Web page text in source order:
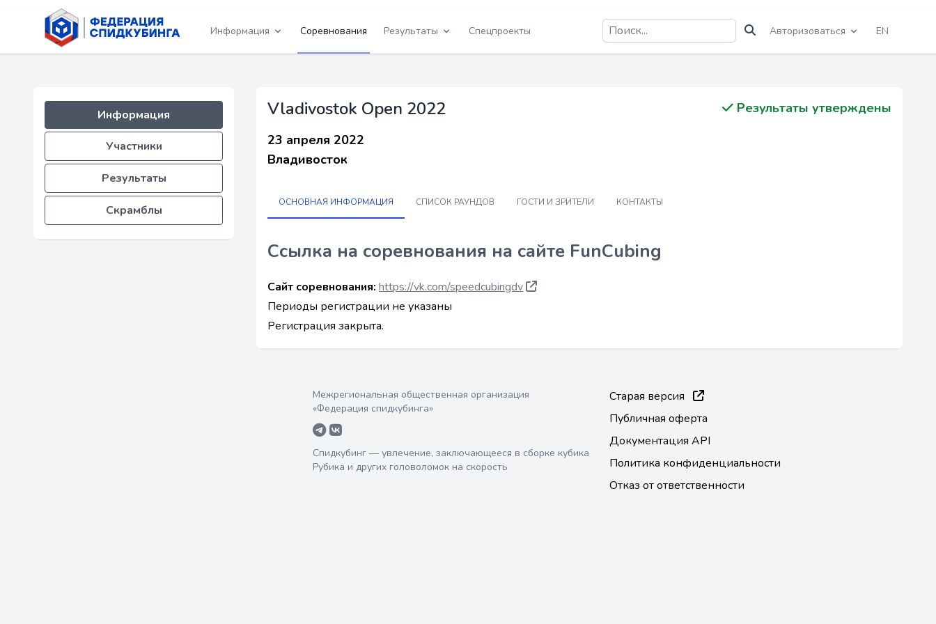
Информация Соревнования Результаты Спецпроекты Авторизоваться EN
Информация
Участники
Результаты
Скрамблы
Vladivostok Open 2022
Результаты утверждены
23 апреля 2022
Владивосток
ОСНОВНАЯ ИНФОРМАЦИЯ СПИСОК РАУНДОВ ГОСТИ И ЗРИТЕЛИ КОНТАКТЫ
Ссылка на соревнования на сайте FunCubing
Сайт соревнования: https://vk.com/speedcubingdv
Периоды регистрации не указаны
Регистрация закрыта.
Межрегиональная общественная организация
«Федерация спидкубинга»
Спидкубинг — увлечение, заключающееся в сборке кубика
Рубика и других головоломок на скорость
Старая версия
Публичная оферта
Документация API
Политика конфиденциальности
Отказ от ответственности